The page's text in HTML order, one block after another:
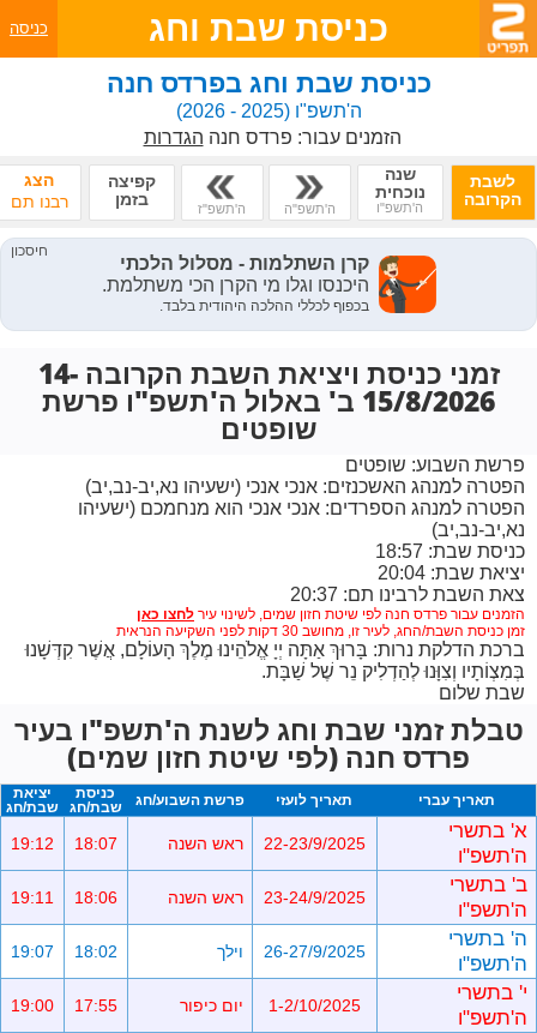
כניסת שבת וחג כניסה
כניסת שבת וחג בפרדס חנה
ה'תשפ"ו(2025 - 2026)
הזמנים עבור: פרדס חנה הגדרות
לשבת
הקרובה
שנה
נוכחית
ה'תשפ"ו ה'תשפ"ה ה'תשפ"ז
קפיצה
בזמן
הצג
רבנו תם
זמני כניסת ויציאת השבת הקרובה 14-
15/8/2026 ב' באלול ה'תשפ"ו פרשת
שופטים
פרשת השבוע: שופטים
הפטרה למנהג האשכנזים: אנכי אנכי (ישעיהו נא,יב-נב,יב)
הפטרה למנהג הספרדים: אנכי אנכי הוא מנחמכם (ישעיהו
נא,יב-נב,יב)
כניסת שבת: 18:57
יציאת שבת: 20:04
צאת השבת לרבינו תם: 20:37
הזמנים עבור פרדס חנה לפי שיטת חזון שמים, לשינוי עיר
זמן כניסת השבת/החג, לעיר זו, מחושב 30 דקות לפני השקיעה הנראית
ברכת הדלקת נרות: בָּרוּךְ אַתָּה יְיָ אֱלֹהֵינוּ מֶלֶךְ הָעוֹלָם, אֲשֶׁר קִדְּשָׁנוּ
בְּמִצְוֹתָיו וְצִוָּנוּ לְהַדְלִיק נֵר שֶׁל שַׁבָּת.
שבת שלום
טבלת זמני שבת וחג לשנת ה'תשפ"ו בעיר
פרדס חנה (לפי שיטת חזון שמים)
תאריך עברי תאריך לועזי פרשת השבוע/חג
כניסת
שבת/חג
יציאת
שבת/חג
א' בתשרי
ה'תשפ"ו
22-23/9/2025 ראש השנה 18:07
19:12
ב' בתשרי
ה'תשפ"ו
23-24/9/2025 ראש השנה 18:06
19:11
ה' בתשרי
ה'תשפ"ו
26-27/9/2025 וילך 18:02
19:07
י' בתשרי
ה'תשפ"ו
1-2/10/2025 יום כיפור 17:55
19:00